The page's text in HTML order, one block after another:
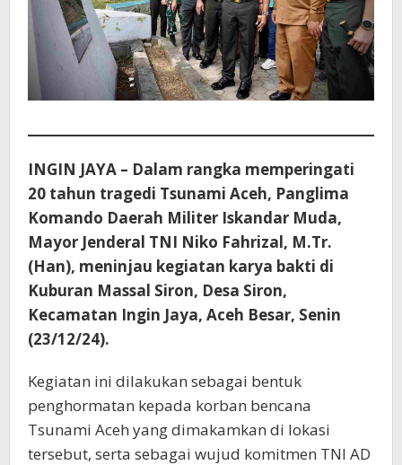
INGIN JAYA – Dalam rangka memperingati
20 tahun tragedi Tsunami Aceh, Panglima
Komando Daerah Militer Iskandar Muda,
Mayor Jenderal TNI Niko Fahrizal, M.Tr.
(Han), meninjau kegiatan karya bakti di
Kuburan Massal Siron, Desa Siron,
Kecamatan Ingin Jaya, Aceh Besar, Senin
(23/12/24).
Kegiatan ini dilakukan sebagai bentuk
penghormatan kepada korban bencana
Tsunami Aceh yang dimakamkan di lokasi
tersebut, serta sebagai wujud komitmen TNI AD